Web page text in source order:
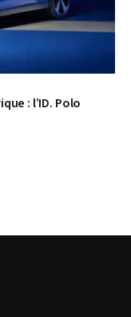
: l’ID. Polo